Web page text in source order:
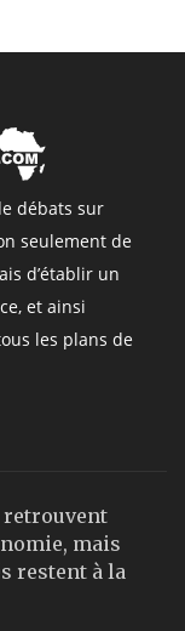
débats sur
seulement de
d’établir un
et ainsi
les plans de
retrouvent
mais
restent à la